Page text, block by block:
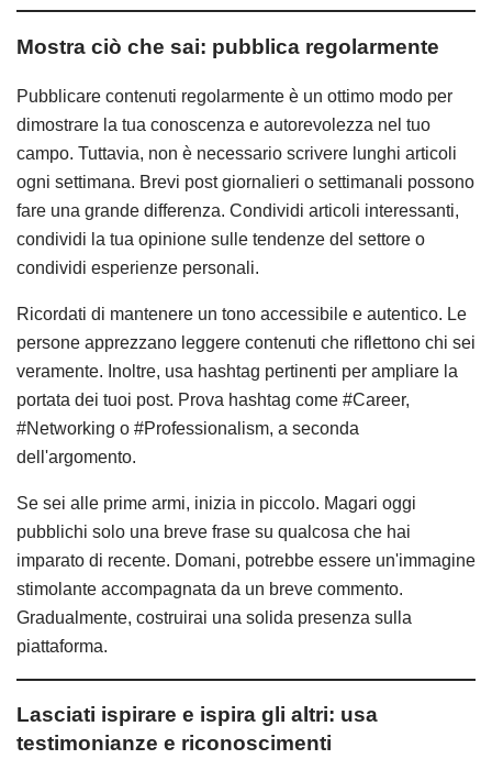
Mostra ciò che sai: pubblica regolarmente
Pubblicare contenuti regolarmente è un ottimo modo per
dimostrare la tua conoscenza e autorevolezza nel tuo
campo. Tuttavia, non è necessario scrivere lunghi articoli
ogni settimana. Brevi post giornalieri o settimanali possono
fare una grande differenza. Condividi articoli interessanti,
condividi la tua opinione sulle tendenze del settore o
condividi esperienze personali.
Ricordati di mantenere un tono accessibile e autentico. Le
persone apprezzano leggere contenuti che riflettono chi sei
veramente. Inoltre, usa hashtag pertinenti per ampliare la
portata dei tuoi post. Prova hashtag come #Career,
#Networking o #Professionalism, a seconda
dell'argomento.
Se sei alle prime armi, inizia in piccolo. Magari oggi
pubblichi solo una breve frase su qualcosa che hai
imparato di recente. Domani, potrebbe essere un'immagine
stimolante accompagnata da un breve commento.
Gradualmente, costruirai una solida presenza sulla
piattaforma.
Lasciati ispirare e ispira gli altri: usa
testimonianze e riconoscimenti